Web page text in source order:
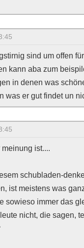
sind um offen
kann aba zum
in denen was
was er gut findet un
ist....
schubladen-
ist meistens was
sowieso immer das
nicht, die sagen,